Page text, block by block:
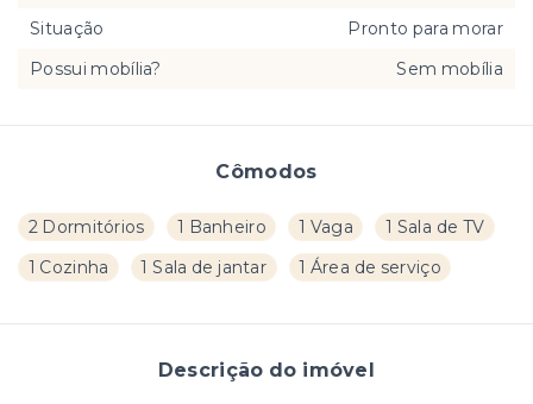
Cômodos
2 Dormitórios 1 Banheiro 1 Vaga
1 Sala de TV
1 Cozinha
1 Sala de jantar 1 Área de serviço
Descrição do imóvel
Situação
Pronto para morar
Possui mobília?
Sem mobília